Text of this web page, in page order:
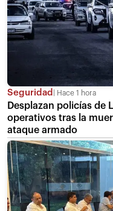
Seguridad Hace 1 hora
Desplazan policías de
operativos tras la
ataque armado